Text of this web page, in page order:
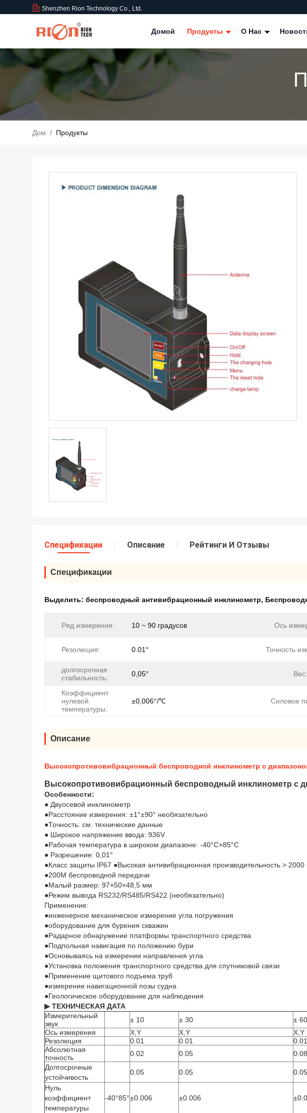
Shenzhen Rion Technology Co., Ltd.
Домой Продукты О Нас
Дом / Продукты
Спецификации Описание Рейтинги И Отзывы
Спецификации
Выделить: беспроводный антивибрационный инклинометр,
Ряд измерения: 10 ~ 90 градусов Ось
Резолюция: 0.01° Точность
долгосрочная
стабильность:
0,05° Вес:
Коэффициент
нулевой
температуры:
±0,006°/℃ Силовое
Описание
Высокопротивовибрационный беспроводной инклинометр с
Высокопротивовибрационный беспроводный инклинометр с
Особенности:
● Двуосевой инклинометр
●Расстояние измерения: ±1°±90° необязательно
●Точность: см. технические данные
● Широкое напряжение ввода: 936V
●Рабочая температура в широком диапазоне: -40°C+85°C
● Разрешение: 0,01°
●Класс защиты IP67 ●Высокая антивибрационная производительность > 2000
●200M беспроводной передачи
●Малый размер: 97×50×48,5 мм
●Режим вывода RS232/RS485/RS422 (необязательно)
Применение:
●инженерное механическое измерение угла погружения
●оборудование для бурения скважин
●Радарное обнаружение платформы транспортного средства
●Подпольная навигация по положению бури
●Основываясь на измерении направления угла
●Установка положения транспортного средства для спутниковой связи
●Применение щитового подъема труб
●измерение навигационной позы судна
●Геологическое оборудование для наблюдения
▶ ТЕХНИЧЕСКАЯ ДАТА
Измерительный
звук
± 10 ± 30 ± 60
Ось измерения
X,Y X,Y X,Y
Резолюция
0.01 0.01 0.01
Абсолютная
точность
0.02 0.05 0.08
Долгосрочные
устойчивость
0.05 0.05 0.05
Нуль
коэффициент
температуры
-40°85°±0.006 ±0.006